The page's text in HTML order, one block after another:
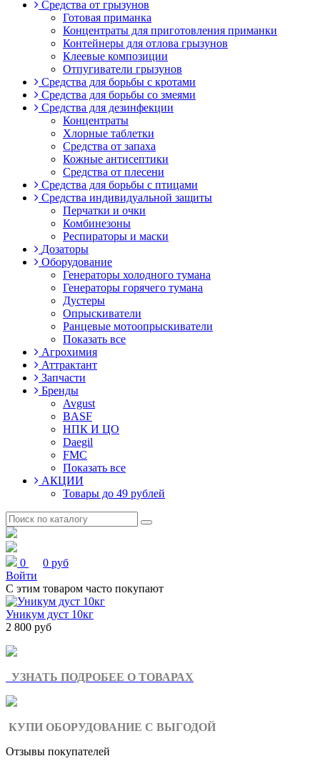
Средства от грызунов
Готовая приманка
Концентраты для приготовления приманки
Контейнеры для отлова грызунов
Клеевые композиции
Отпугиватели грызунов
Средства для борьбы с кротами
Средства для борьбы со змеями
Средства для дезинфекции
Концентраты
Хлорные таблетки
Средства от запаха
Кожные антисептики
Средства от плесени
Средства для борьбы с птицами
Средства индивидуальной защиты
Перчатки и очки
Комбинезоны
Респираторы и маски
Дозаторы
Оборудование
Генераторы холодного тумана
Генераторы горячего тумана
Дустеры
Опрыскиватели
Ранцевые мотоопрыскиватели
Показать все
Агрохимия
Аттрактант
Запчасти
Бренды
Avgust
BASF
НПК И ЦО
Daegil
FMC
Показать все
АКЦИИ
Товары до 49 рублей
0
0 руб
Войти
С этим товаром часто покупают
Уникум дуст 10кг
2 800 руб
УЗНАТЬ ПОДРОБЕЕ О ТОВАРАХ
КУПИ ОБОРУДОВАНИЕ С ВЫГОДОЙ
Отзывы покупателей